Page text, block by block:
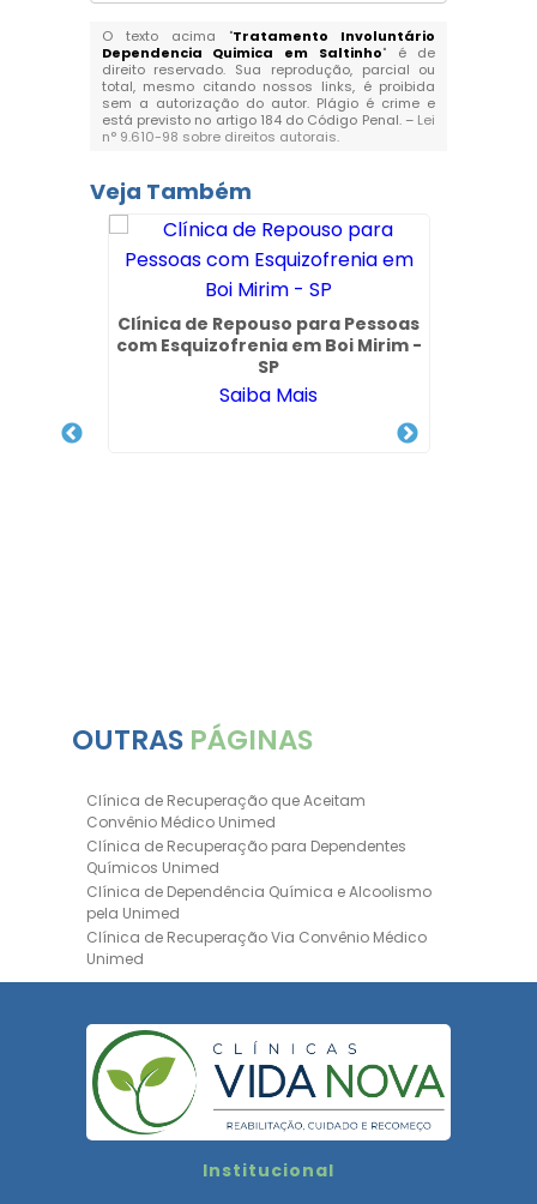
O texto acima "Tratamento Involuntário
Dependencia Quimica em Saltinho" é de
direito reservado. Sua reprodução, parcial ou
total, mesmo citando nossos links, é proibida
sem a autorização do autor. Plágio é crime e
está previsto no artigo 184 do Código Penal. – Lei
n° 9.610-98 sobre direitos autorais.
Veja Também
Clínica de Repouso para Pessoas
com Esquizofrenia em Boi Mirim -
SP
Saiba Mais
OUTRAS PÁGINAS
Clínica de Recuperação que Aceitam
Convênio Médico Unimed
Clínica de Recuperação para Dependentes
Químicos Unimed
Clínica de Dependência Química e Alcoolismo
pela Unimed
Clínica de Recuperação Via Convênio Médico
Unimed
Clínica de Recuperação Convênio Bradesco
Bradesco Saúde
Hospital Psiquiátrico para Dependentes
Químicos Unimed
Internação Unimed para Dependentes
Químicos
Bradesco SaúdeInstitucional